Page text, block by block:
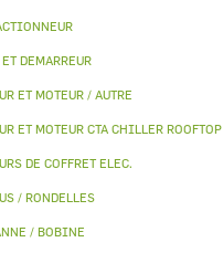
DEMARREUR
ET MOTEUR / AUTRE
ET MOTEUR CTA CHILLER ROOFTOP
DE COFFRET ELEC.
/ RONDELLES
/ BOBINE